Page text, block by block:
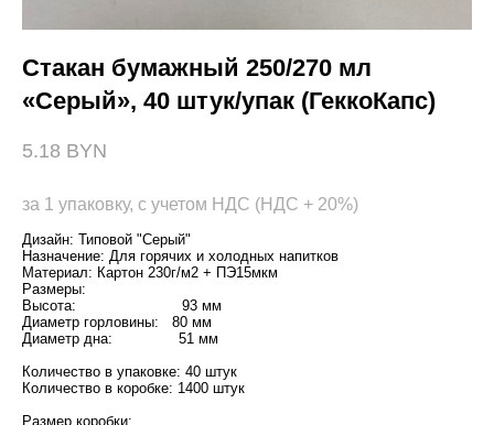
Стакан бумажный 250/270 мл
«Серый», 40 штук/упак (ГеккоКапс)
5.18 BYN
за 1 упаковку, с учетом НДС (НДС + 20%)
Дизайн: Типовой "Серый"
Назначение: Для горячих и холодных напитков
Материал: Картон 230г/м2 + ПЭ15мкм
Размеры:
Высота: 93 мм
Диаметр горловины: 80 мм
Диаметр дна: 51 мм
Количество в упаковке: 40 штук
Количество в коробке: 1400 штук
Размер коробки: